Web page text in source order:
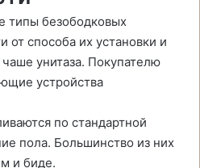
типы безободковых
от способа их установки и
унитаза. Покупателю
устройства
по стандартной
пола. Большинство из них
и биде.